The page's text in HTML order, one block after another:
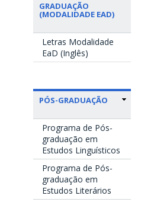
GRADUAÇÃO
(MODALIDADE EAD)
Letras Modalidade
EaD (Inglês)
PÓS-GRADUAÇÃO
Programa de Pós-
graduação em
Estudos Linguísticos
Programa de Pós-
graduação em
Estudos Literários